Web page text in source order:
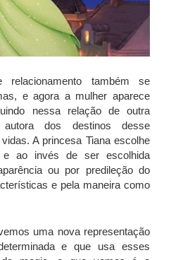
relacionamento também se
e agora a mulher aparece
nessa relação de outra
dos destinos desse
A princesa Tiana escolhe
ao invés de ser escolhida
ou por predileção do
e pela maneira como
uma nova representação
e que usa esses